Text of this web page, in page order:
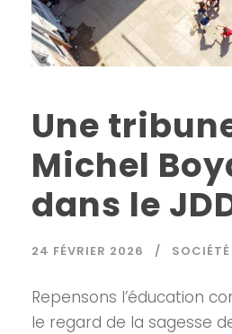
Une
Michel
dans le
24 FÉVRIER 2026 SOCIÉTÉ
Repensons l’éducation
le regard de la sagesse